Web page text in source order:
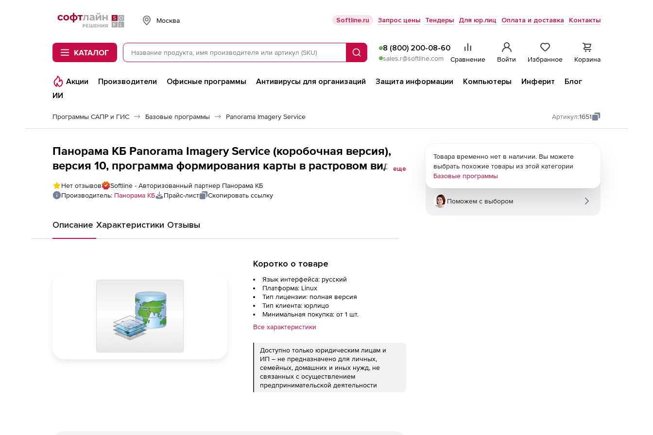
Softline
Москва Softline.ru Запрос цены Тендеры Для юр.лиц Оплата и доставка Контакты
КАТАЛОГ Поиск
8 (800) 200-08-60
sales.r@softline.com Сравнение Войти Избранное Корзина
Акции Производители Офисные программы Антивирусы для организаций Защита информации Компьютеры Инферит
Блог
ИИ
Программы САПР и ГИС Базовые программы Panorama Imagery Service Артикул:1651
Панорама КБ Panorama Imagery Service (коробочная версия),
версия 10, программа формирования карты в растровом виде
для web-приложений, ОС CentOS, для платформы x64
еще
Нет отзывов
Softline - Авторизованный партнер Панорама КБ
Производитель: Панорама КБ Прайс-лист Скопировать ссылку
Описание Характеристики Отзывы
Коротко о товаре
Язык интерфейса: русский
Платформа: Linux
Тип лицензии: полная версия
Тип клиента: юрлицо
Минимальная покупка: от 1 шт.
Все характеристики
Доступно только юридическим лицам и
ИП – не предназначено для личных,
семейных, домашних и иных нужд, не
связанных с осуществлением
предпринимательской деятельности
Товара временно нет в наличии. Вы можете
выбрать похожие товары из этой категории
Базовые программы
Поможем с выбором